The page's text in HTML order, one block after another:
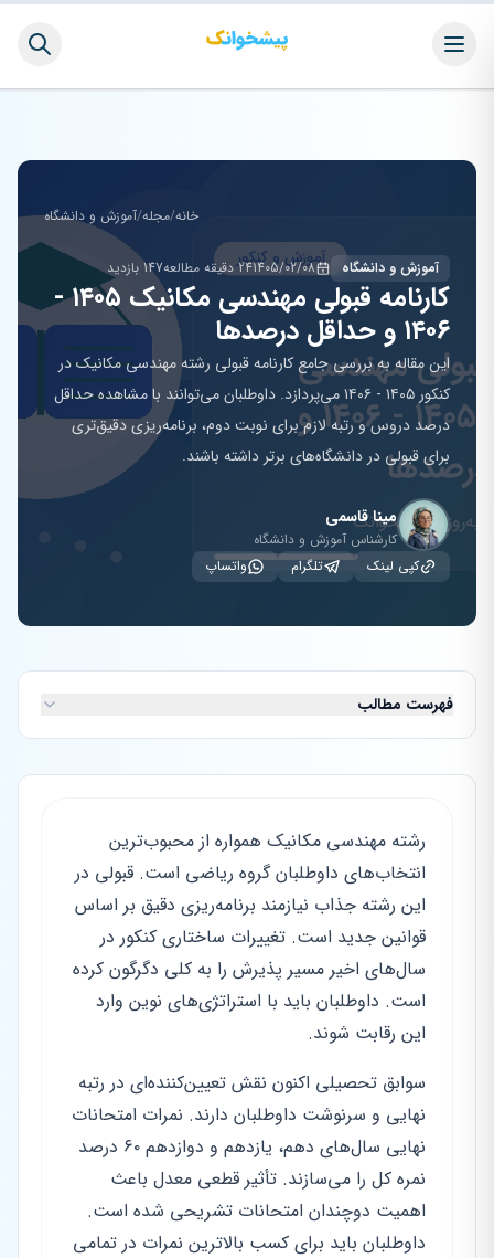
خانه/مجله/آموزش و دانشگاه
آموزش و دانشگاه 1405/02/0824 دقیقه مطالعه 147 بازدید
کارنامه قبولی مهندسی مکانیک ۱۴۰۵ -
۱۴۰۶ و حداقل درصدها
این مقاله به بررسی جامع کارنامه قبولی رشته مهندسی مکانیک در
کنکور ۱۴۰۵ - ۱۴۰۶ می‌پردازد. داوطلبان می‌توانند با مشاهده حداقل
درصد دروس و رتبه لازم برای نوبت دوم، برنامه‌ریزی دقیق‌تری
برای قبولی در دانشگاه‌های برتر داشته باشند.
مینا قاسمی
کارشناس آموزش و دانشگاه
کپی لینک
تلگرام واتساپ
فهرست مطالب
رشته مهندسی مکانیک همواره از محبوب‌ترین
انتخاب‌های داوطلبان گروه ریاضی است. قبولی در
این رشته جذاب نیازمند برنامه‌ریزی دقیق بر اساس
قوانین جدید است. تغییرات ساختاری کنکور در
سال‌های اخیر مسیر پذیرش را به کلی دگرگون کرده
است. داوطلبان باید با استراتژی‌های نوین وارد
این رقابت شوند.
سوابق تحصیلی اکنون نقش تعیین‌کننده‌ای در رتبه
نهایی و سرنوشت داوطلبان دارند. نمرات امتحانات
نهایی سال‌های دهم، یازدهم و دوازدهم ۶۰ درصد
نمره کل را می‌سازند. تأثیر قطعی معدل باعث
اهمیت دوچندان امتحانات تشریحی شده است.
داوطلبان باید برای کسب بالاترین نمرات در تمامی